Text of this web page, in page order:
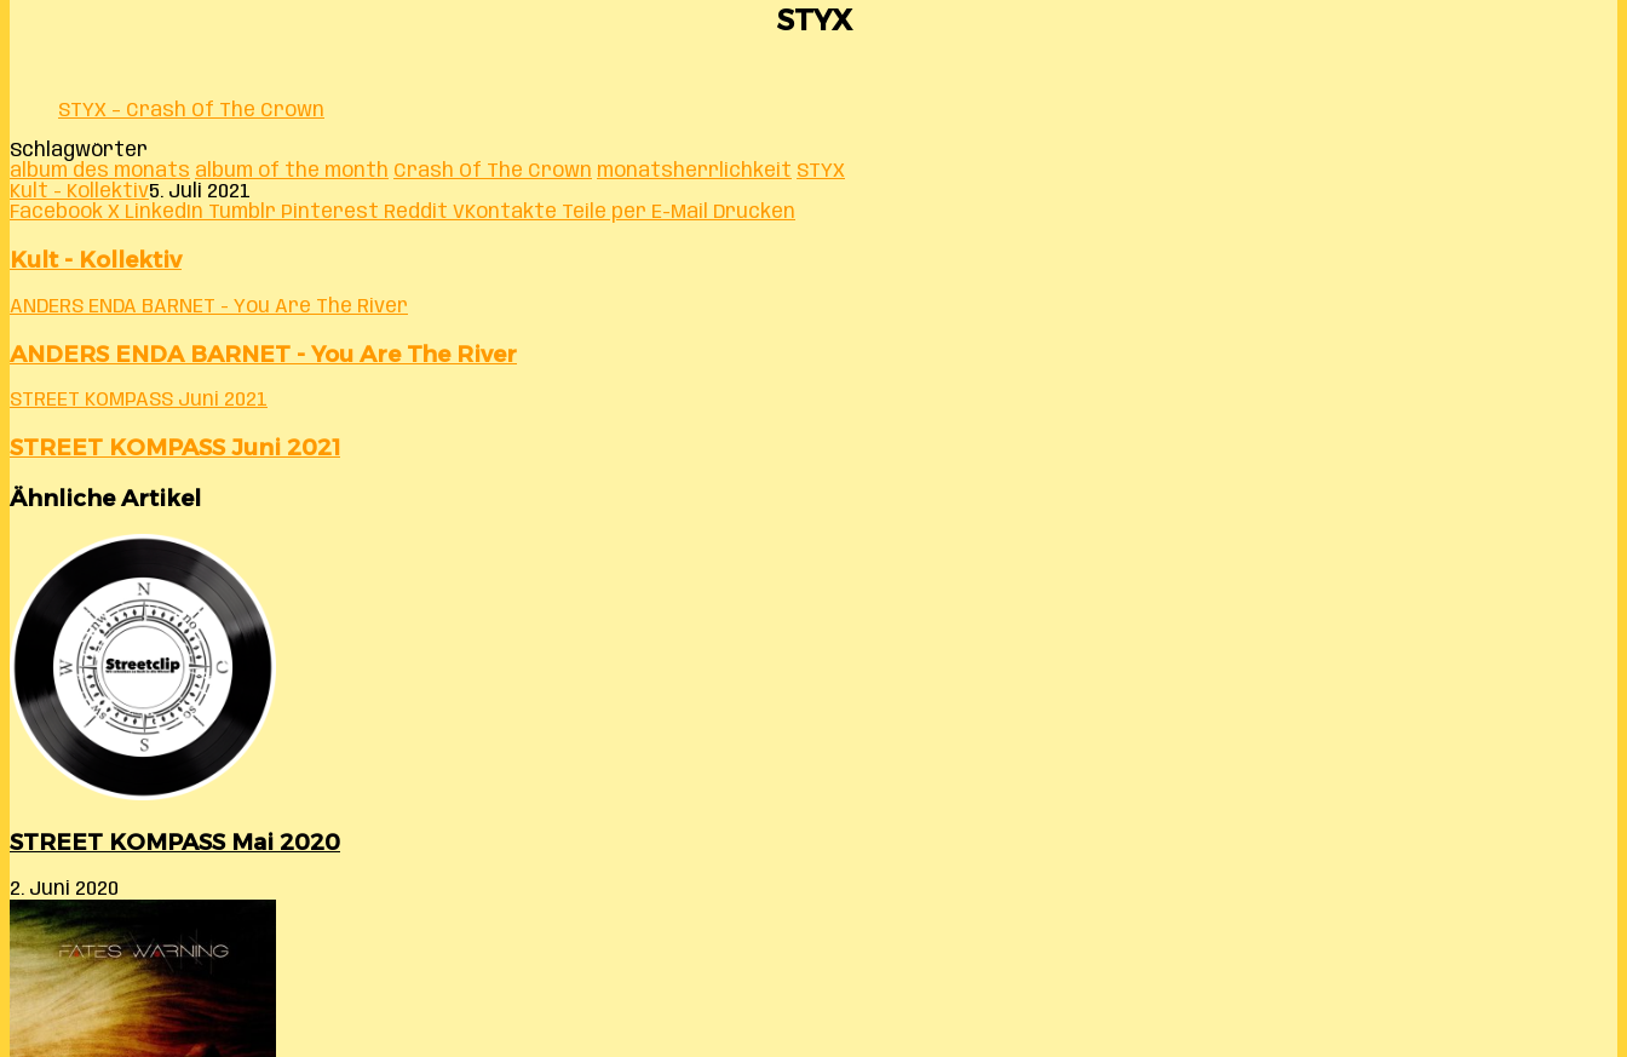
STYX
STYX – Crash Of The Crown
Schlagwörter
album des monats album of the month Crash Of The Crown monatsherrlichkeit STYX
Kult - Kollektiv5. Juli 2021
Facebook X LinkedIn Tumblr Pinterest Reddit VKontakte Teile per E-Mail Drucken
Kult - Kollektiv
ANDERS ENDA BARNET - You Are The River
ANDERS ENDA BARNET - You Are The River
STREET KOMPASS Juni 2021
STREET KOMPASS Juni 2021
Ähnliche Artikel
STREET KOMPASS Mai 2020
2. Juni 2020